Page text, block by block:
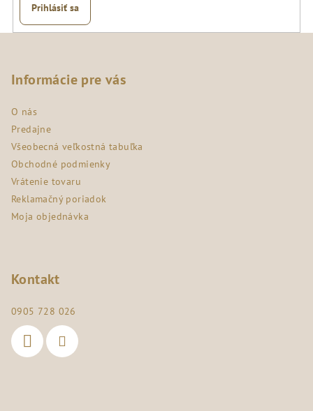
Prihlásiť sa
Informácie pre vás
O nás
Predajne
Všeobecná veľkostná tabuľka
Obchodné podmienky
Vrátenie tovaru
Reklamačný poriadok
Moja objednávka
Kontakt
0905 728 026